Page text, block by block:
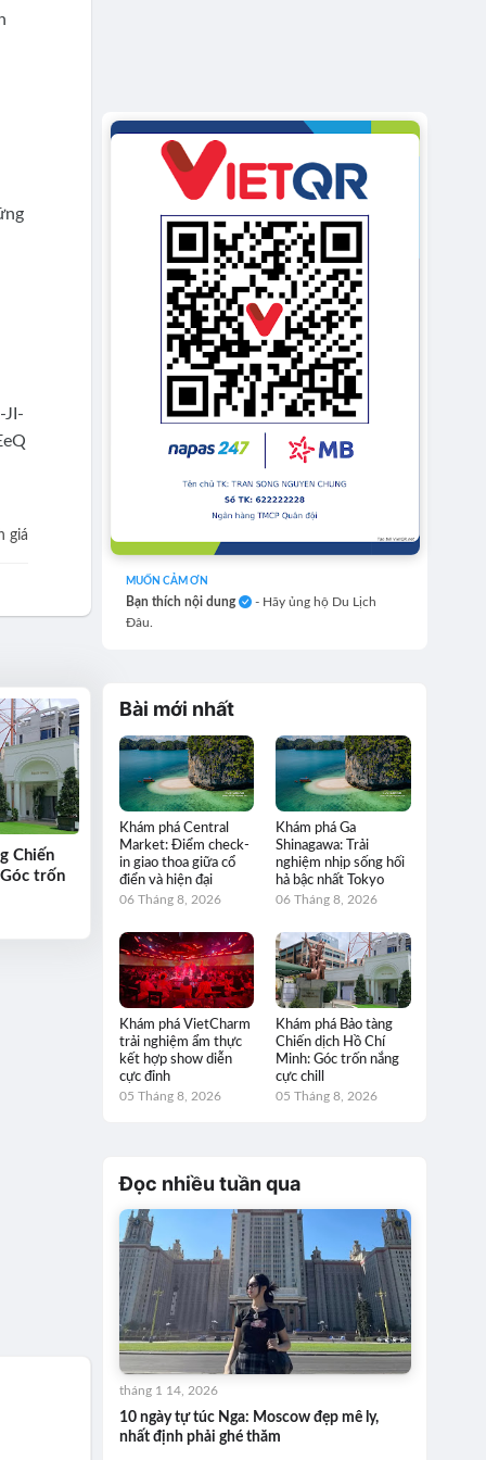
giá
Chiến
trốn
MUỐN CẢM ƠN
Bạn thích nội dung
- Hãy ủng hộ Du Lịch
Đâu.
Bài mới nhất
Khám phá Central
Market: Điểm check-
in giao thoa giữa cổ
điển và hiện đại
06 Tháng 8, 2026
Khám phá Ga
Shinagawa: Trải
nghiệm nhịp sống hối
hả bậc nhất Tokyo
06 Tháng 8, 2026
Khám phá VietCharm
trải nghiệm ẩm thực
kết hợp show diễn
cực đỉnh
05 Tháng 8, 2026
Khám phá Bảo tàng
Chiến dịch Hồ Chí
Minh: Góc trốn nắng
cực chill
05 Tháng 8, 2026
Đọc nhiều tuần qua
10 ngày tự túc Nga: Moscow đẹp mê ly,
nhất định phải ghé thăm
tháng 1 14, 2026